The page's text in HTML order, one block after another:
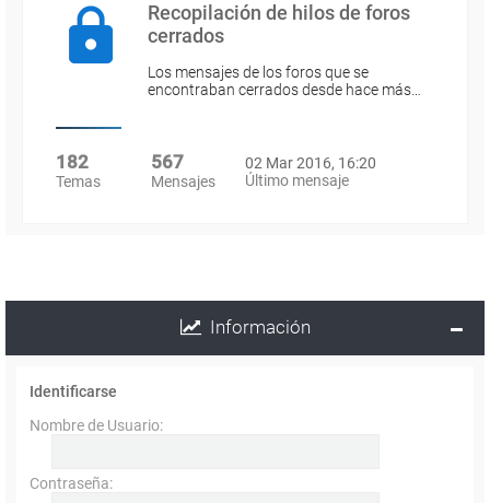
Recopilación de hilos de foros
cerrados
Los mensajes de los foros que se
encontraban cerrados desde hace más…
182
Temas
567
Mensajes
02 Mar 2016, 16:20
Último mensaje
Información
Identificarse
Nombre de Usuario:
Contraseña: